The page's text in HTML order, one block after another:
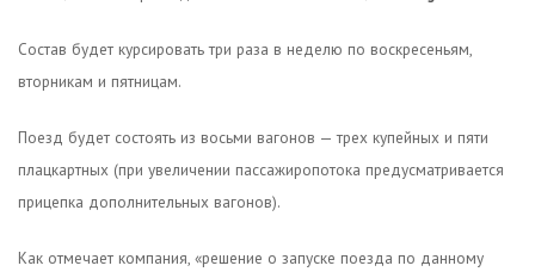
Состав будет курсировать три раза в неделю по воскресеньям,
вторникам и пятницам.
Поезд будет состоять из восьми вагонов — трех купейных и пяти
плацкартных (при увеличении пассажиропотока предусматривается
прицепка дополнительных вагонов).
Как отмечает компания, «решение о запуске поезда по данному